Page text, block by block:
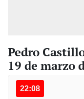
Pedro
19 de marzo
22:08